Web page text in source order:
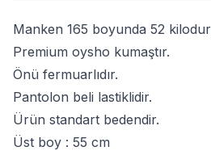
Manken 165 boyunda 52
Premium oysho kumaştır.
Önü fermuarlıdır.
Pantolon beli lastiklidir.
Ürün standart bedendir.
Üst boy : 55 cm